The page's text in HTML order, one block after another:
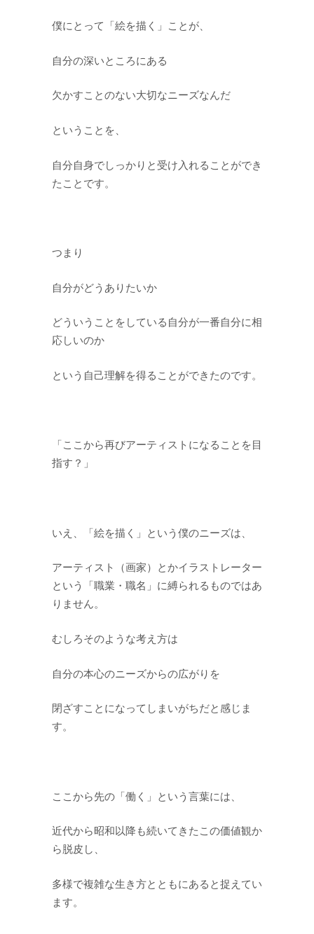
僕にとって「絵を描く」ことが、
自分の深いところにある
欠かすことのない大切なニーズなんだ
ということを、
自分自身でしっかりと受け入れることができ
たことです。
つまり
自分がどうありたいか
どういうことをしている自分が一番自分に相
応しいのか
という自己理解を得ることができたのです。
「ここから再びアーティストになることを目
指す？」
いえ、「絵を描く」という僕のニーズは、
アーティスト（画家）とかイラストレーター
という「職業・職名」に縛られるものではあ
りません。
むしろそのような考え方は
自分の本心のニーズからの広がりを
閉ざすことになってしまいがちだと感じま
す。
ここから先の「働く」という言葉には、
近代から昭和以降も続いてきたこの価値観か
ら脱皮し、
多様で複雑な生き方とともにあると捉えてい
ます。